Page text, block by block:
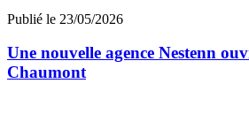
Publié le 23/05/2026
Une nouvelle agence Nestenn
Chaumont